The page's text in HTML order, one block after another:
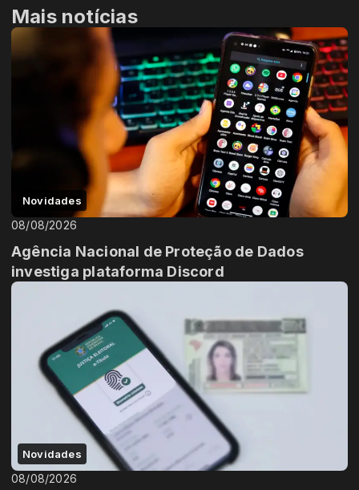
Mais notícias
Novidades
08/08/2026
Agência Nacional de Proteção de Dados
investiga plataforma Discord
Novidades
08/08/2026